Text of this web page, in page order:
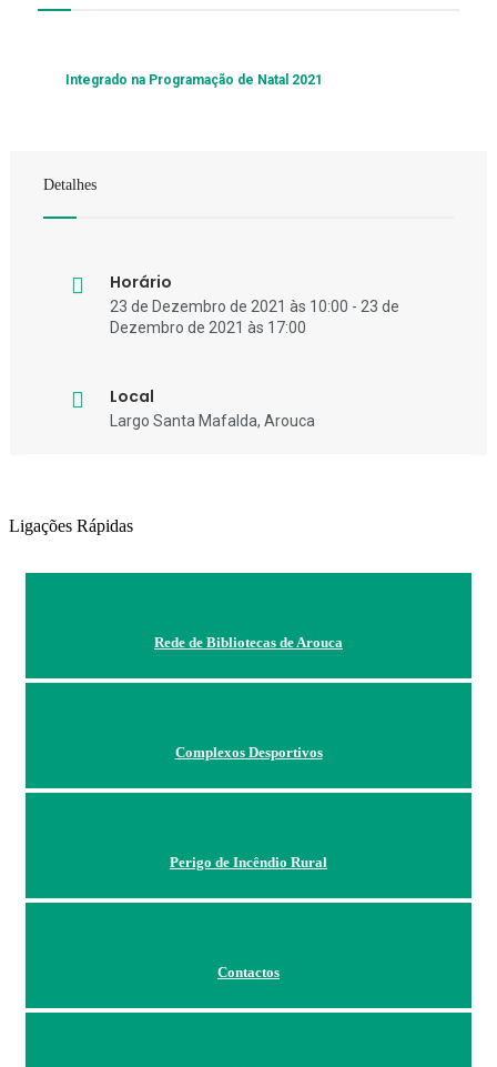
Integrado na Programação de Natal 2021
Detalhes
Horário
23 de Dezembro de 2021 às 10:00 - 23 de
Dezembro de 2021 às 17:00
Local
Largo Santa Mafalda, Arouca
Ligações Rápidas
Rede de Bibliotecas de Arouca
Complexos Desportivos
Perigo de Incêndio Rural
Contactos